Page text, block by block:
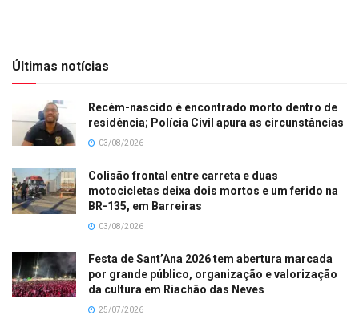
Últimas notícias
Recém-nascido é encontrado morto dentro de
residência; Polícia Civil apura as circunstâncias
03/08/2026
Colisão frontal entre carreta e duas
motocicletas deixa dois mortos e um ferido na
BR-135, em Barreiras
03/08/2026
Festa de Sant’Ana 2026 tem abertura marcada
por grande público, organização e valorização
da cultura em Riachão das Neves
25/07/2026